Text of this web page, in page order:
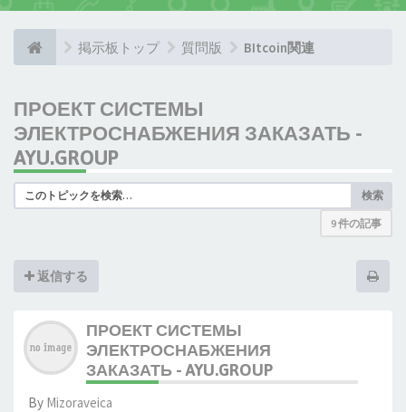
掲示板トップ 質問版 BItcoin関連
ПРОЕКТ СИСТЕМЫ
ЭЛЕКТРОСНАБЖЕНИЯ ЗАКАЗАТЬ -
AYU.GROUP
検索
9 件の記事
返信する
ПРОЕКТ СИСТЕМЫ
ЭЛЕКТРОСНАБЖЕНИЯ
ЗАКАЗАТЬ - AYU.GROUP
By Mizoraveica